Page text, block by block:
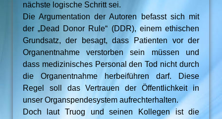
nächste logische Schritt sei.
Die Argumentation der Autoren befasst sich mit
der „Dead Donor Rule“ (DDR), einem ethischen
Grundsatz, der besagt, dass Patienten vor der
Organentnahme verstorben sein müssen und
dass medizinisches Personal den Tod nicht durch
die Organentnahme herbeiführen darf. Diese
Regel soll das Vertrauen der Öffentlichkeit in
unser Organspendesystem aufrechterhalten.
Doch laut Truog und seinen Kollegen ist die